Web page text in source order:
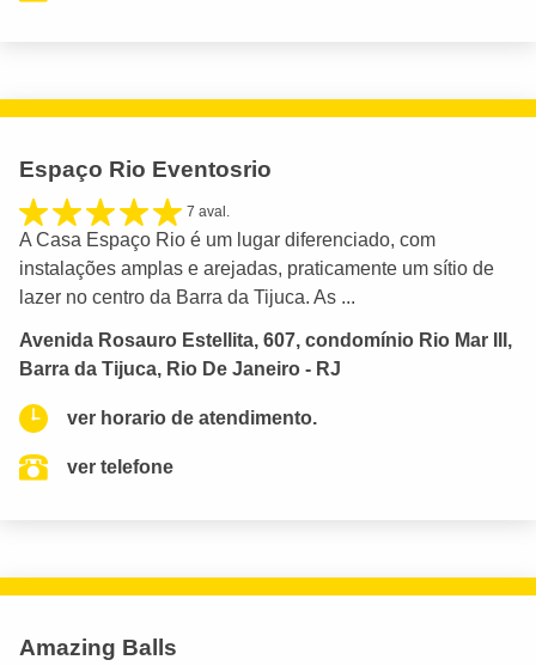
Espaço Rio Eventosrio
7 aval.
A Casa Espaço Rio é um lugar diferenciado, com
instalações amplas e arejadas, praticamente um sítio de
lazer no centro da Barra da Tijuca. As ...
Avenida Rosauro Estellita, 607, condomínio Rio Mar III,
Barra da Tijuca, Rio De Janeiro - RJ
ver horario de atendimento.
ver telefone
Amazing Balls